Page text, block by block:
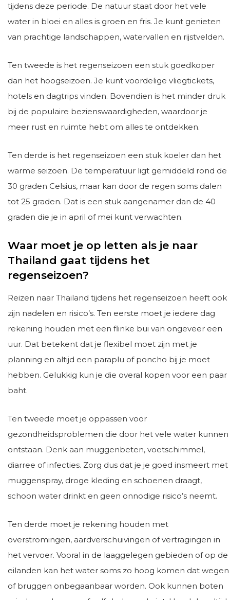
tijdens deze periode. De natuur staat door het vele
water in bloei en alles is groen en fris. Je kunt genieten
van prachtige landschappen, watervallen en rijstvelden.
Ten tweede is het regenseizoen een stuk goedkoper
dan het hoogseizoen. Je kunt voordelige vliegtickets,
hotels en dagtrips vinden. Bovendien is het minder druk
bij de populaire bezienswaardigheden, waardoor je
meer rust en ruimte hebt om alles te ontdekken.
Ten derde is het regenseizoen een stuk koeler dan het
warme seizoen. De temperatuur ligt gemiddeld rond de
30 graden Celsius, maar kan door de regen soms dalen
tot 25 graden. Dat is een stuk aangenamer dan de 40
graden die je in april of mei kunt verwachten.
Waar moet je op letten als je naar
Thailand gaat tijdens het
regenseizoen?
Reizen naar Thailand tijdens het regenseizoen heeft ook
zijn nadelen en risico’s. Ten eerste moet je iedere dag
rekening houden met een flinke bui van ongeveer een
uur. Dat betekent dat je flexibel moet zijn met je
planning en altijd een paraplu of poncho bij je moet
hebben. Gelukkig kun je die overal kopen voor een paar
baht.
Ten tweede moet je oppassen voor
gezondheidsproblemen die door het vele water kunnen
ontstaan. Denk aan muggenbeten, voetschimmel,
diarree of infecties. Zorg dus dat je je goed insmeert met
muggenspray, droge kleding en schoenen draagt,
schoon water drinkt en geen onnodige risico’s neemt.
Ten derde moet je rekening houden met
overstromingen, aardverschuivingen of vertragingen in
het vervoer. Vooral in de laaggelegen gebieden of op de
eilanden kan het water soms zo hoog komen dat wegen
of bruggen onbegaanbaar worden. Ook kunnen boten